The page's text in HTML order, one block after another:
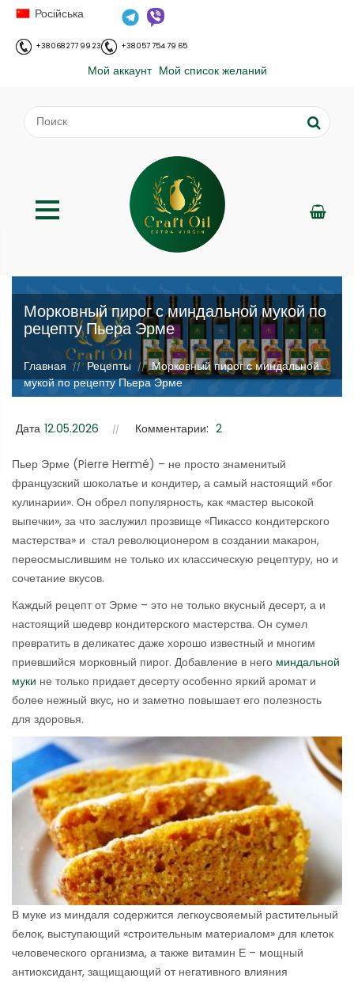
Російська
+38 068 277 99 23 +38 057 754 79 65
Мой аккаунт Мой список желаний
Морковный пирог с миндальной мукой по
рецепту Пьера Эрме
;
Главная // Рецепты // Морковный пирог с миндальной
мукой по рецепту Пьера Эрме
Дата 12.05.2026 Комментарии: 2
Пьер Эрме (Pierre Hermé) – не просто знаменитый
французский шоколатье и кондитер, а самый настоящий «бог
кулинарии». Он обрел популярность, как «мастер высокой
выпечки», за что заслужил прозвище «Пикассо кондитерского
мастерства» и стал революционером в создании макарон,
переосмыслившим не только их классическую рецептуру, но и
сочетание вкусов.
Каждый рецепт от Эрме – это не только вкусный десерт, а и
настоящий шедевр кондитерского мастерства. Он сумел
превратить в деликатес даже хорошо известный и многим
приевшийся морковный пирог. Добавление в него миндальной
муки не только придает десерту особенно яркий аромат и
более нежный вкус, но и заметно повышает его полезность
для здоровья.
В муке из миндаля содержится легкоусвояемый растительный
белок, выступающий «строительным материалом» для клеток
человеческого организма, а также витамин Е – мощный
антиоксидант, защищающий от негативного влияния